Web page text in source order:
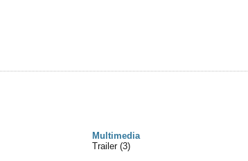
Multimedia
Trailer (3)